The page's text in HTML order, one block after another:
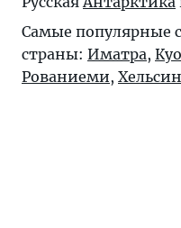
Самые популярные
страны: Иматра,
Рованиеми,